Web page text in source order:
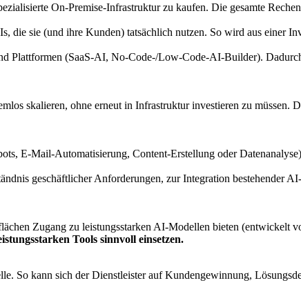
On-Premise-Infrastruktur zu kaufen. Die gesamte
die sie (und ihre Kunden) tatsächlich nutzen. So wird aus einer
Plattformen (SaaS-AI, No-Code-/Low-Code-AI-Builder).
skalieren, ohne erneut in Infrastruktur investieren zu müssen.
E-Mail-Automatisierung, Content-Erstellung oder
geschäftlicher Anforderungen, zur Integration bestehender
Zugang zu leistungsstarken AI-Modellen bieten (entwickelt
Tools sinnvoll einsetzen.
So kann sich der Dienstleister auf Kundengewinnung,